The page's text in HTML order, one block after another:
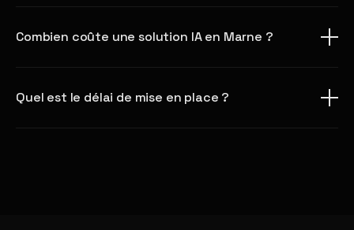
Combien coûte une solution IA en Marne ?
Quel est le délai de mise en place ?